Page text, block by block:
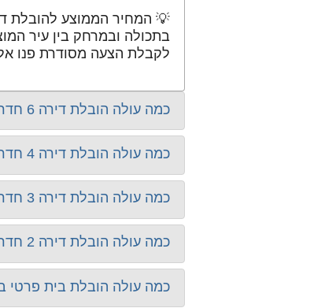
בתכולה ובמרחק בין עיר
לקבלת הצעה מסודרת פנו
כמה עולה הובלת דירה 6 חדרים ברמת השרון?
כמה עולה הובלת דירה 4 חדרים ברמת השרון?
כמה עולה הובלת דירה 3 חדרים ברמת השרון?
כמה עולה הובלת דירה 2 חדרים ברמת השרון?
כמה עולה הובלת בית פרטי